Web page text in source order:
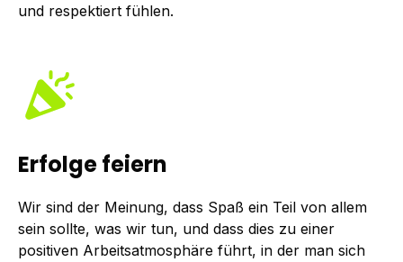
und respektiert fühlen.
Erfolge feiern
Wir sind der Meinung, dass Spaß ein Teil von allem
sein sollte, was wir tun, und dass dies zu einer
positiven Arbeitsatmosphäre führt, in der man sich